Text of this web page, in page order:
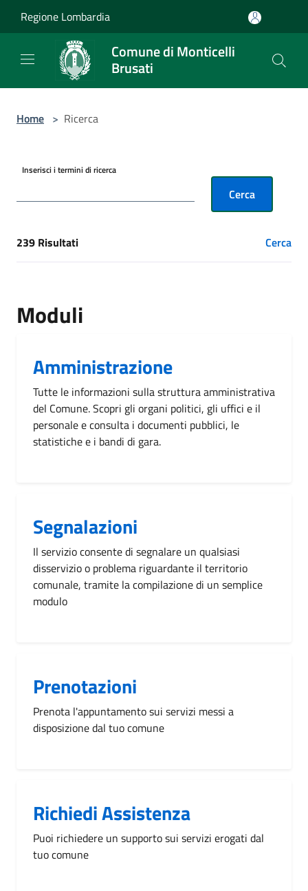
Regione Lombardia
Comune di Monticelli
Brusati
Home > Ricerca
Inserisci i termini di ricerca
Cerca
[results] Risultati
239 Risultati Cerca
Moduli
Amministrazione
Tutte le informazioni sulla struttura amministrativa
del Comune. Scopri gli organi politici, gli uffici e il
personale e consulta i documenti pubblici, le
statistiche e i bandi di gara.
Segnalazioni
Il servizio consente di segnalare un qualsiasi
disservizio o problema riguardante il territorio
comunale, tramite la compilazione di un semplice
modulo
Prenotazioni
Prenota l'appuntamento sui servizi messi a
disposizione dal tuo comune
Richiedi Assistenza
Puoi richiedere un supporto sui servizi erogati dal
tuo comune